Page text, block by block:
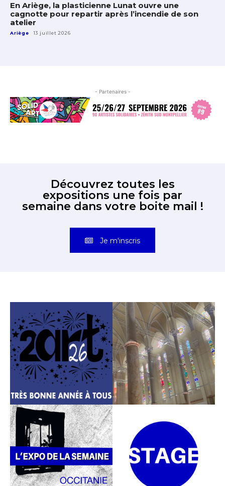
En Ariège, la plasticienne Lunat ouvre une
cagnotte pour repartir après l’incendie de son
atelier
Ariège 13 juillet 2026
- Partenaires -
Découvrez toutes les
expositions une fois par
semaine dans votre boite mail !
Je m'inscris